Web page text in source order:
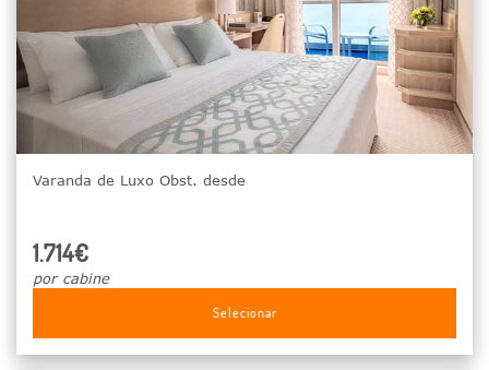
Varanda de Luxo Obst. desde
1.714€
por cabine
Selecionar